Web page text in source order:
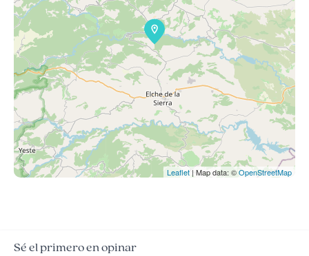
Leaflet | Map data: ©OpenStreetMap
Sé el primero en opinar